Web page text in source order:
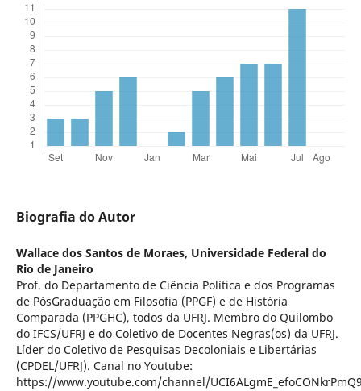
Biografia do Autor
Wallace dos Santos de Moraes, Universidade Federal do
Rio de Janeiro
Prof. do Departamento de Ciência Política e dos Programas
de PósGraduação em Filosofia (PPGF) e de História
Comparada (PPGHC), todos da UFRJ. Membro do Quilombo
do IFCS/UFRJ e do Coletivo de Docentes Negras(os) da UFRJ.
Líder do Coletivo de Pesquisas Decoloniais e Libertárias
(CPDEL/UFRJ). Canal no Youtube:
https://www.youtube.com/channel/